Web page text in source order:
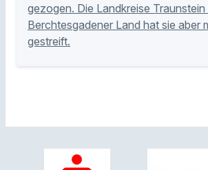
gezogen. Die Landkreise Traunstein
Berchtesgadener Land hat sie aber
gestreift.